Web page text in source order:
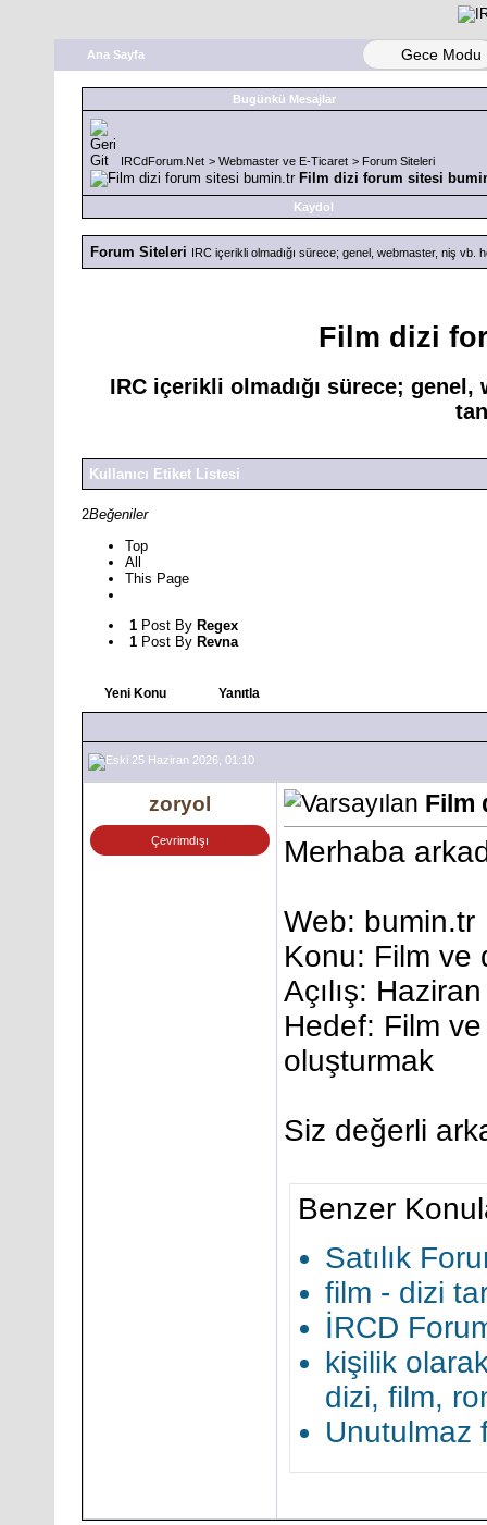
Ana Sayfa Gece Modu
Bugünkü Mesajlar
IRCdForum.Net > Webmaster ve E-Ticaret > Forum Siteleri
Film dizi forum sitesi
Kaydol
Forum Siteleri IRC içerikli olmadığı sürece; genel, webmaster, niş vb.
Film dizi
IRC içerikli olmadığı sürece;
Kullanıcı Etiket Listesi
2Beğeniler
Top
All
This Page
1 Post By Regex
1 Post By Revna
Yeni Konu Yanıtla
25 Haziran 2026, 01:10
zoryol
Çevrimdışı
Film
Merhaba
Web: bumin.tr
Konu: Film ve
Açılış:
Hedef: Film
oluşturmak
Siz değerli
Benzer
Satılık
film - dizi
İRCD
kişilik
dizi, film,
Unutulmaz